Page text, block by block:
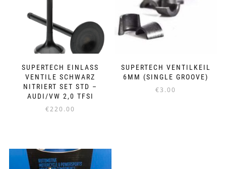
SUPERTECH EINLASS
VENTILE SCHWARZ
NITRIERT SET STD –
AUDI/VW 2,0 TFSI
€220.00
SUPERTECH VENTILKEIL
6MM (SINGLE GROOVE)
€3.00